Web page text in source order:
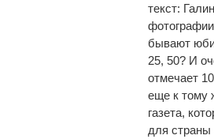
текст:
бывают
25, 50? И
отмечает
еще к тому
газета,
для